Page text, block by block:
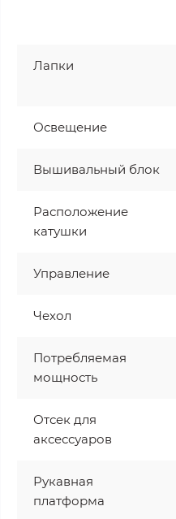
Лапки
Освещение
Вышивальный блок
Расположение
катушки
Управление
Чехол
Потребляемая
мощность
Отсек для
аксессуаров
Рукавная
платформа